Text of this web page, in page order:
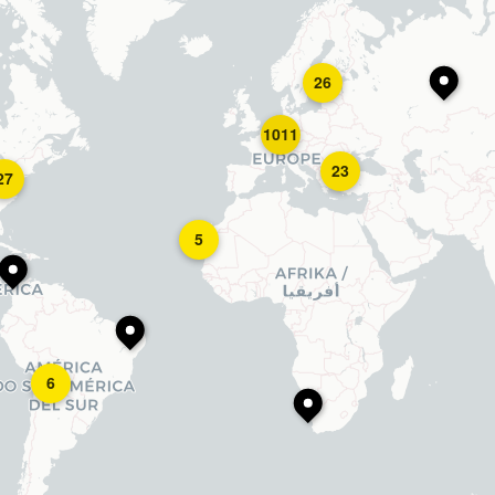
6
26
5
23
1011